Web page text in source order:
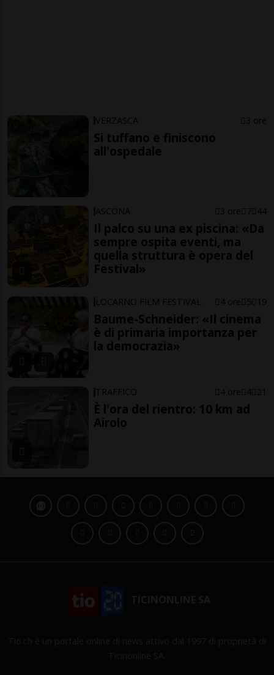
VERZASCA 3 ore
Si tuffano e finiscono
all'ospedale
ASCONA 3 ore 7 44
Il palco su una ex piscina: «Da
sempre ospita eventi, ma
quella struttura è opera del
Festival»
LOCARNO FILM FESTIVAL 4 ore 5 19
Baume-Schneider: «Il cinema
è di primaria importanza per
la democrazia»
TRAFFICO 4 ore 4 21
È l'ora del rientro: 10 km ad
Airolo